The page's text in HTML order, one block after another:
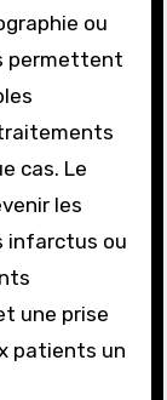
ou
permettent
cas. Le
les
infarctus ou
une prise
patients un